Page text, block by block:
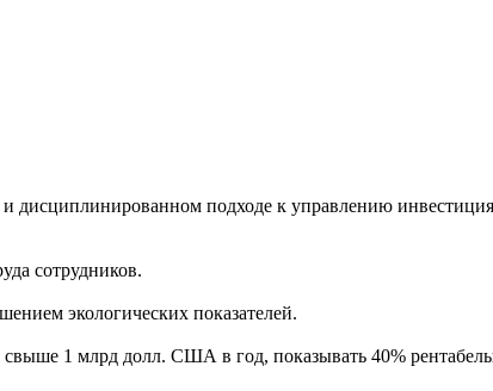
дисциплинированном подходе к управлению
сотрудников.
экологических показателей.
1 млрд долл. США в год, показывать 40%